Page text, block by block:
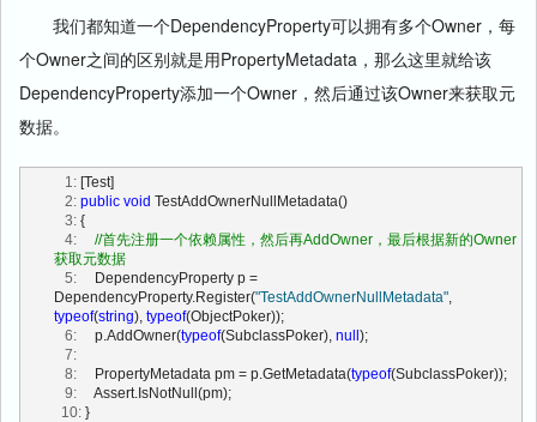
我们都知道一个DependencyProperty可以拥有多个Owner，每
个Owner之间的区别就是用PropertyMetadata，那么这里就给该
DependencyProperty添加一个Owner，然后通过该Owner来获取元
数据。
   1:
[Test]
   2:
public void TestAddOwnerNullMetadata()
   3:
{
   4:
//首先注册一个依赖属性，然后再AddOwner，最后根据新的Owner
获取元数据
   5:
     DependencyProperty p =
DependencyProperty.Register("TestAddOwnerNullMetadata"
typeof(string), typeof(ObjectPoker));
   6:
     p.AddOwner(
typeof(SubclassPoker), null);
   7:
   8:
     PropertyMetadata pm = p.GetMetadata(
typeof(SubclassPoker));
   9:
     Assert.IsNotNull(pm);
  10:
}